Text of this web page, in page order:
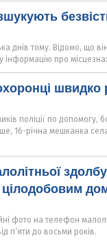
днів тому. Відомо, що
інформацію про
поліції по допомогу,
16-річна мешканка
цілодобовим
фото на телефон
п’яти до восьми років.